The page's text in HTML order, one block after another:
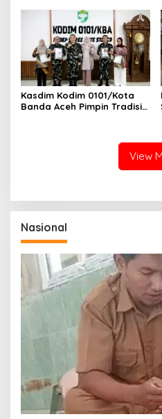
Kasdim Kodim 0101/Kota
Banda Aceh Pimpin Tradisi
View
Nasional